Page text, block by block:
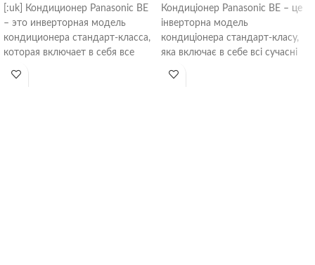
[:uk] Кондиционер Panasonic BE
– это инверторная модель
кондиционера стандарт-класса,
которая включает в себя все
Кондиціонер Panasonic BE – це
інверторна модель
кондиціонера стандарт-класу,
яка включає в себе всі сучасні